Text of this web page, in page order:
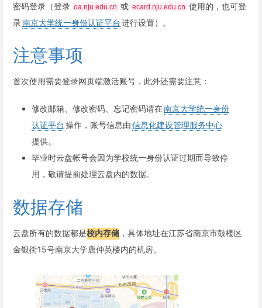
密码登录（登录 oa.nju.edu.cn 或 ecard.nju.edu.cn 使用的，也可登
录南京大学统一身份认证平台进行设置）。
注意事项
首次使用需要登录网页端激活账号，此外还需要注意：
修改邮箱、修改密码、忘记密码请在南京大学统一身份
认证平台操作，账号信息由信息化建设管理服务中心
提供。
毕业时云盘帐号会因为学校统一身份认证过期而导致停
用，敬请提前处理云盘内的数据。
数据存储
云盘所有的数据都是校内存储 ，具体地址在江苏省南京市鼓楼区
金银街15号南京大学唐仲英楼内的机房。